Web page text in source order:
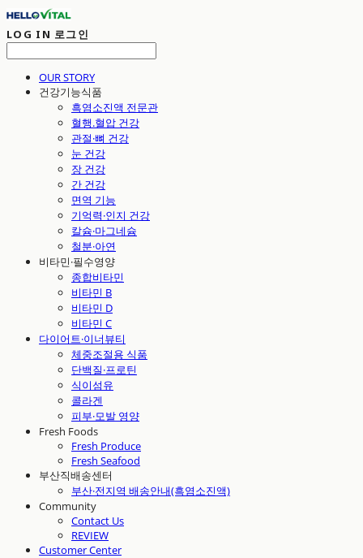
LOG IN 로그인
OUR STORY
건강기능식품
흑염소진액 전문관
혈행.혈압 건강
관절·뼈 건강
눈 건강
장 건강
간 건강
면역 기능
기억력·인지 건강
칼슘·마그네슘
철분·아연
비타민·필수영양
종합비타민
비타민 B
비타민 D
비타민 C
다이어트·이너뷰티
체중조절용 식품
단백질·프로틴
식이섬유
콜라겐
피부·모발 영양
Fresh Foods
Fresh Produce
Fresh Seafood
부산직배송센터
부산·전지역 배송안내(흑염소진액)
Community
Contact Us
REVIEW
Customer Center